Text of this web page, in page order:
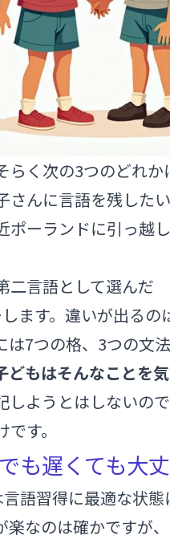
く次の3つのどれか
さんに言語を残したい
ーランドに引っ越
二言語として選んだ
ます。違いが出るの
7つの格、3つの文
どもはそんなことを気
ようとはしないの
す。
も遅くても大丈
語習得に最適な状
なのは確かですが